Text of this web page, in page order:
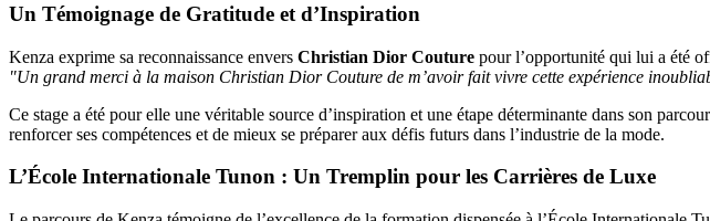
Un Témoignage de Gratitude et d’Inspiration
Kenza exprime sa reconnaissance envers Christian Dior Couture pour l’opportunité qui lui a été
"Un grand merci à la maison Christian Dior Couture de m’avoir fait vivre cette expérience
Ce stage a été pour elle une véritable source d’inspiration et une étape déterminante dans son
renforcer ses compétences et de mieux se préparer aux défis futurs dans l’industrie de la mode.
L’École Internationale Tunon : Un Tremplin pour les Carrières de Luxe